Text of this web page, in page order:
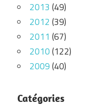
2013 (49)
2012 (39)
2011 (67)
2010(122)
2009(40)
Catégories